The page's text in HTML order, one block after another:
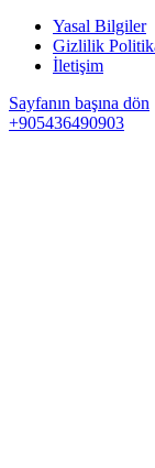
Yasal Bilgiler
Gizlilik
İletişim
Sayfanın başına dön
+905436490903